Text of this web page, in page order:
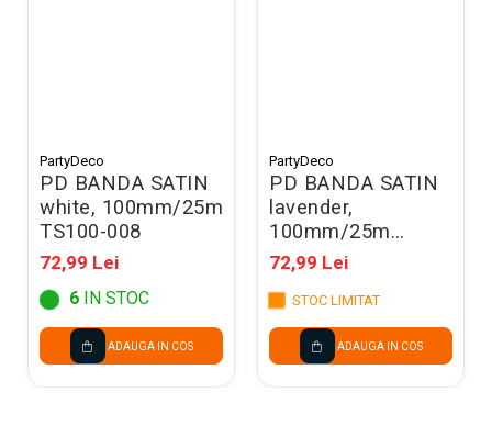
PartyDeco
PD BANDA SATIN
white, 100mm/25m
TS100-008
72,99 Lei
6 IN STOC
ADAUGA IN COS
PartyDeco
PD BANDA SATIN
lavender,
100mm/25m
TS100-002
72,99 Lei
STOC LIMITAT
ADAUGA IN COS